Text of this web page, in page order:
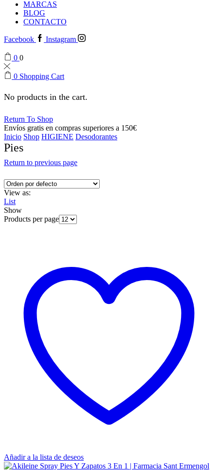
MARCAS
BLOG
CONTACTO
Facebook Instagram
0 0
0 Shopping Cart
No products in the cart.
Return To Shop
Envíos gratis en compras superiores a 150€
Inicio Shop HIGIENE Desodorantes
Pies
Return to previous page
View as:
List
Show
Products per page
Añadir a la lista de deseos